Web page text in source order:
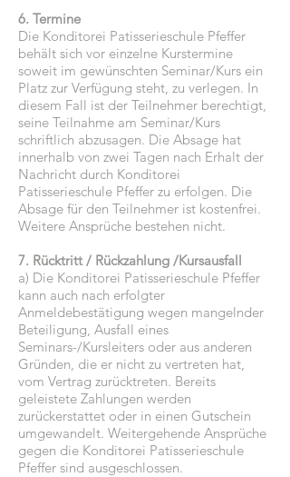
6. Termine
Die Konditorei Patisserieschule Pfeffer
behält sich vor einzelne Kurstermine
soweit im gewünschten Seminar/Kurs ein
Platz zur Verfügung steht, zu verlegen. In
diesem Fall ist der Teilnehmer berechtigt,
seine Teilnahme am Seminar/Kurs
schriftlich abzusagen. Die Absage hat
innerhalb von zwei Tagen nach Erhalt der
Nachricht durch Konditorei
Patisserieschule Pfeffer zu erfolgen. Die
Absage für den Teilnehmer ist kostenfrei.
Weitere Ansprüche bestehen nicht.
7. Rücktritt / Rückzahlung /Kursausfall
a) Die Konditorei Patisserieschule Pfeffer
kann auch nach erfolgter
Anmeldebestätigung wegen mangelnder
Beteiligung, Ausfall eines
Seminars-/Kursleiters oder aus anderen
Gründen, die er nicht zu vertreten hat,
vom Vertrag zurücktreten. Bereits
geleistete Zahlungen werden
zurückerstattet oder in einen Gutschein
umgewandelt. Weitergehende Ansprüche
gegen die Konditorei Patisserieschule
Pfeffer sind ausgeschlossen.